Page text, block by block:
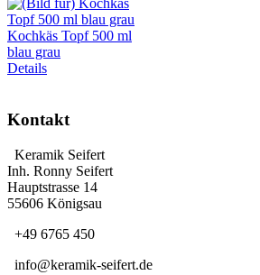
Kochkäs Topf 500 ml
blau grau
Details
Kontakt
Keramik Seifert
Inh. Ronny Seifert
Hauptstrasse 14
55606 Königsau
+49 6765 450
info@keramik-seifert.de